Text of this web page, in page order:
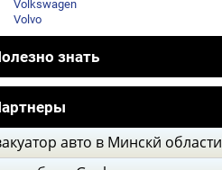
Volkswagen
Volvo
знать
авто в Минскй области